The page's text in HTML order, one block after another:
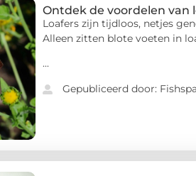
Ontdek de voordelen van
Loafers zijn tijdloos, netjes
Alleen zitten blote voeten in
...
Gepubliceerd door: